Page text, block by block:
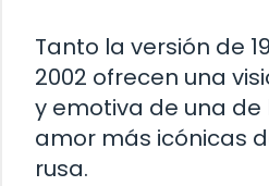
Tanto la versión de
2002 ofrecen una
y emotiva de una de
amor más icónicas
rusa.